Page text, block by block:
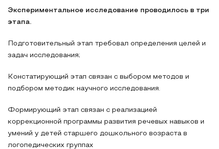
Экспериментальное исследование проводилось в три
этапа.
Подготовительный этап требовал определения целей и
задач исследования;
Констатирующий этап связан с выбором методов и
подбором методик научного исследования.
Формирующий этап связан с реализацией
коррекционной программы развития речевых навыков и
умений у детей старшего дошкольного возраста в
логопедических группах